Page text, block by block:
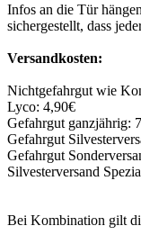
Infos an die Tür
sichergestellt, dass
Versandkosten:
Nichtgefahrgut wie
Lyco: 4,90€
Gefahrgut ganzjährig:
Gefahrgut
Gefahrgut
Silvesterversand
Bei Kombination gilt